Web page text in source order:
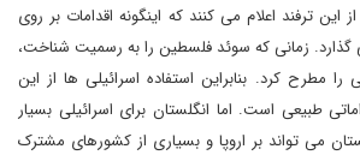
این ترفند اعلام می کنند که اینگونه اقدامات بر روی
گذارد. زمانی که سوئد فلسطین را به رسمیت شناخت،
را مطرح کرد. بنابراین استفاده اسرائیلی ها از این
طبیعی است. اما انگلستان برای اسرائیلی بسیار
می تواند بر اروپا و بسیاری از کشورهای مشترک